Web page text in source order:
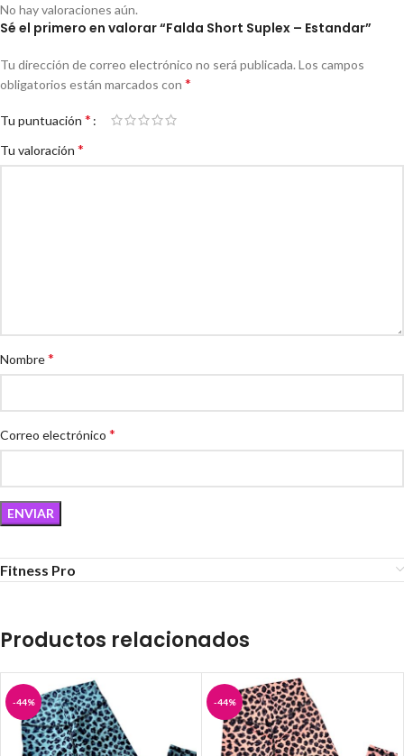
No hay valoraciones aún.
Sé el primero en valorar “Falda Short Suplex – Estandar”
Tu dirección de correo electrónico no será publicada. Los campos
obligatorios están marcados con *
Tu puntuación *
Tu valoración *
Nombre*
Correo electrónico *
Fitness Pro
Productos relacionados
-44% -44%